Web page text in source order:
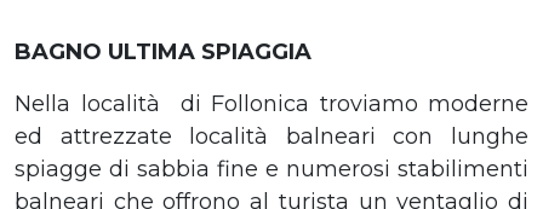
BAGNO ULTIMA SPIAGGIA
Nella località di Follonica troviamo moderne
ed attrezzate località balneari con lunghe
spiagge di sabbia fine e numerosi stabilimenti
balneari che offrono al turista un ventaglio di